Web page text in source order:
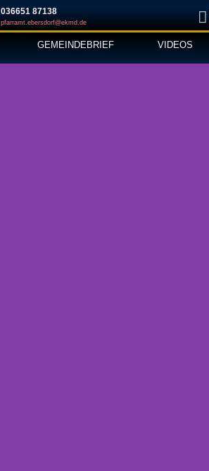
‭036651 87138‬
pfarramt.ebersdorf@ekmd.de
GEMEINDEBRIEF VIDEOS